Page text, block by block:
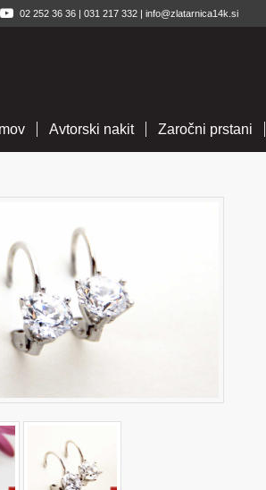
02 252 36 36 | 031 217 332 | info@zlatarnica14k.si
Avtorski nakit Zaročni prstani